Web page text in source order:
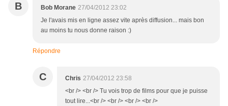
B Bob Morane 27/04/2012 23:02
Je l'avais mis en ligne assez vite après diffusion... mais bon
au moins tu nous donne raison :)
Répondre
C Chris 27/04/2012 23:58
<br /> <br /> Tu vois trop de films pour que je puisse
tout lire...<br /> <br /> <br /> <br />